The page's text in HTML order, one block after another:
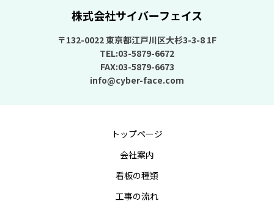
株式会社サイバーフェイス
〒132-0022 東京都江戸川区大杉3-3-8 1F
TEL:03-5879-6672
FAX:03-5879-6673
info@cyber-face.com
トップページ
会社案内
看板の種類
工事の流れ